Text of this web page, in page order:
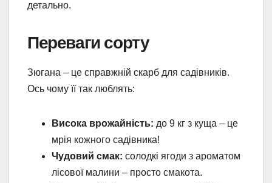
детально.
Переваги сорту
Зюгана – це справжній скарб для садівників.
Ось чому її так люблять:
Висока врожайність: до 9 кг з куща – це
мрія кожного садівника!
Чудовий смак: солодкі ягоди з ароматом
лісової малини – просто смакота.